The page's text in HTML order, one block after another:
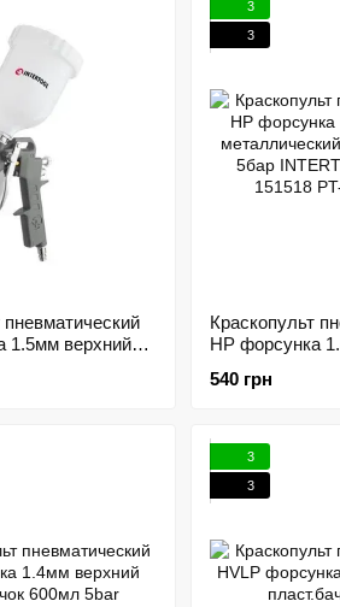
пневматический
1.5мм верхний
0204 172577
3
3
Краскопульт
HP форсунка
5бар
540 грн
3
3